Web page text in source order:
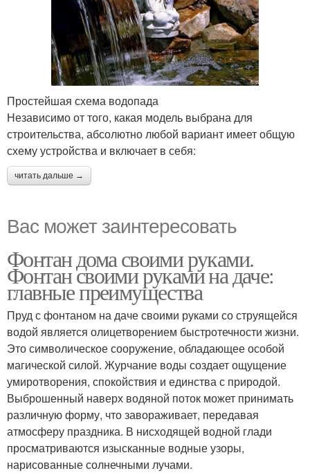
Простейшая схема водопада
Независимо от того, какая модель выбрана для
строительства, абсолютно любой вариант имеет общую
схему устройства и включает в себя:
читать дальше →
Вас может заинтересовать
Фонтан дома своими руками.
Фонтан своими руками на даче:
главные преимущества
Пруд с фонтаном на даче своими руками со струящейся
водой является олицетворением быстротечности жизни.
Это символическое сооружение, обладающее особой
магической силой. Журчание воды создает ощущение
умиротворения, спокойствия и единства с природой.
Выброшенный наверх водяной поток может принимать
различную форму, что завораживает, передавая
атмосферу праздника. В нисходящей водной глади
просматриваются изысканные водные узоры,
нарисованные солнечными лучами.